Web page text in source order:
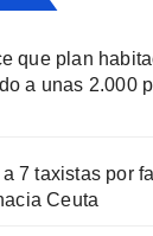
que plan
a unas 2.000
7 taxistas por
Ceuta